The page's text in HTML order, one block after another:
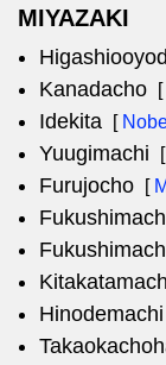
MIYAZAKI
Kanadacho [
Idekita [
Yuugimachi [
Furujocho [
Hinodemachi